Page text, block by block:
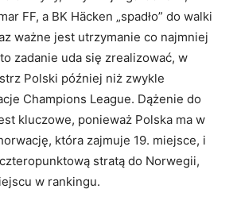
FF, a BK Häcken „spadło” do walki
ważne jest utrzymanie co najmniej
zadanie uda się zrealizować, w
Polski później niż zwykle
Champions League. Dążenie do
kluczowe, ponieważ Polska ma w
która zajmuje 19. miejsce, i
stratą do Norwegii,
w rankingu.